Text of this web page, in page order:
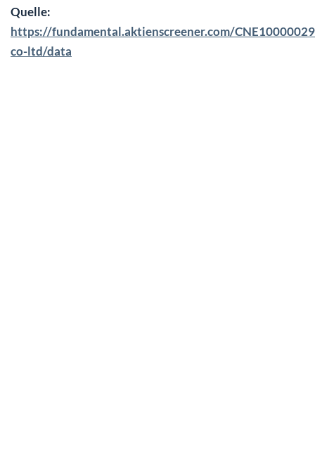
Quelle:
https://fundamental.aktienscreener.com/
co-ltd/data